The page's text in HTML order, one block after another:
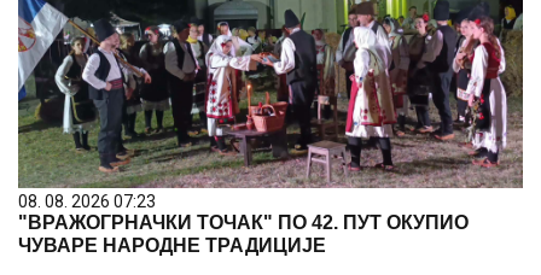
08. 08. 2026 07:23
"ВРАЖОГРНАЧКИ ТОЧАК" ПО 42. ПУТ ОКУПИО
ЧУВАРЕ НАРОДНЕ ТРАДИЦИЈЕ